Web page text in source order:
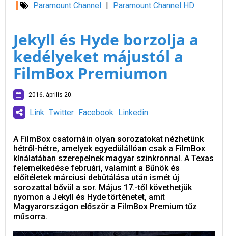
Paramount Channel Paramount Channel HD
Jekyll és Hyde borzolja a
kedélyeket májustól a
FilmBox Premiumon
2016. április 20.
Link Twitter Facebook Linkedin
A FilmBox csatornáin olyan sorozatokat nézhetünk
hétről-hétre, amelyek egyedülállóan csak a FilmBox
kínálatában szerepelnek magyar szinkronnal. A Texas
felemelkedése februári, valamint a Bűnök és
előítéletek márciusi debütálása után ismét új
sorozattal bővül a sor. Május 17.-től követhetjük
nyomon a Jekyll és Hyde történetet, amit
Magyarországon először a FilmBox Premium tűz
műsorra.